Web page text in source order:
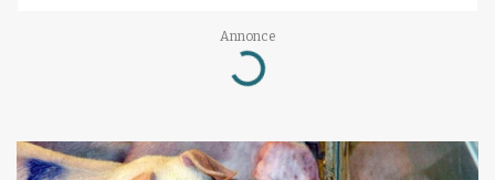
Annonce
Loading...